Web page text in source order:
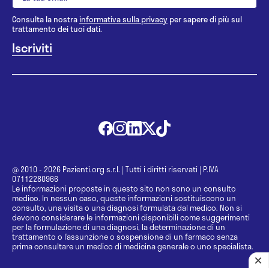
Consulta la nostrainformativa sulla privacy per sapere di più sul
trattamento dei tuoi dati.
@ 2010 - 2026 Pazienti.org s.r.l. | Tutti i diritti riservati | P.IVA
07112280966
Le informazioni proposte in questo sito non sono un consulto
medico. In nessun caso, queste informazioni sostituiscono un
consulto, una visita o una diagnosi formulata dal medico. Non si
devono considerare le informazioni disponibili come suggerimenti
per la formulazione di una diagnosi, la determinazione di un
trattamento o l’assunzione o sospensione di un farmaco senza
prima consultare un medico di medicina generale o uno specialista.